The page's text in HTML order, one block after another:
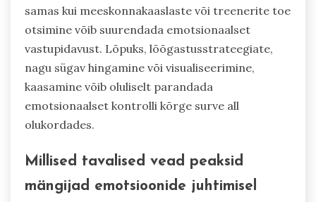
samas kui meeskonnakaaslaste või treenerite toe
otsimine võib suurendada emotsionaalset
vastupidavust. Lõpuks, lõõgastusstrateegiate,
nagu sügav hingamine või visualiseerimine,
kaasamine võib oluliselt parandada
emotsionaalset kontrolli kõrge surve all
olukordades.
Millised tavalised vead peaksid
mängijad emotsioonide juhtimisel